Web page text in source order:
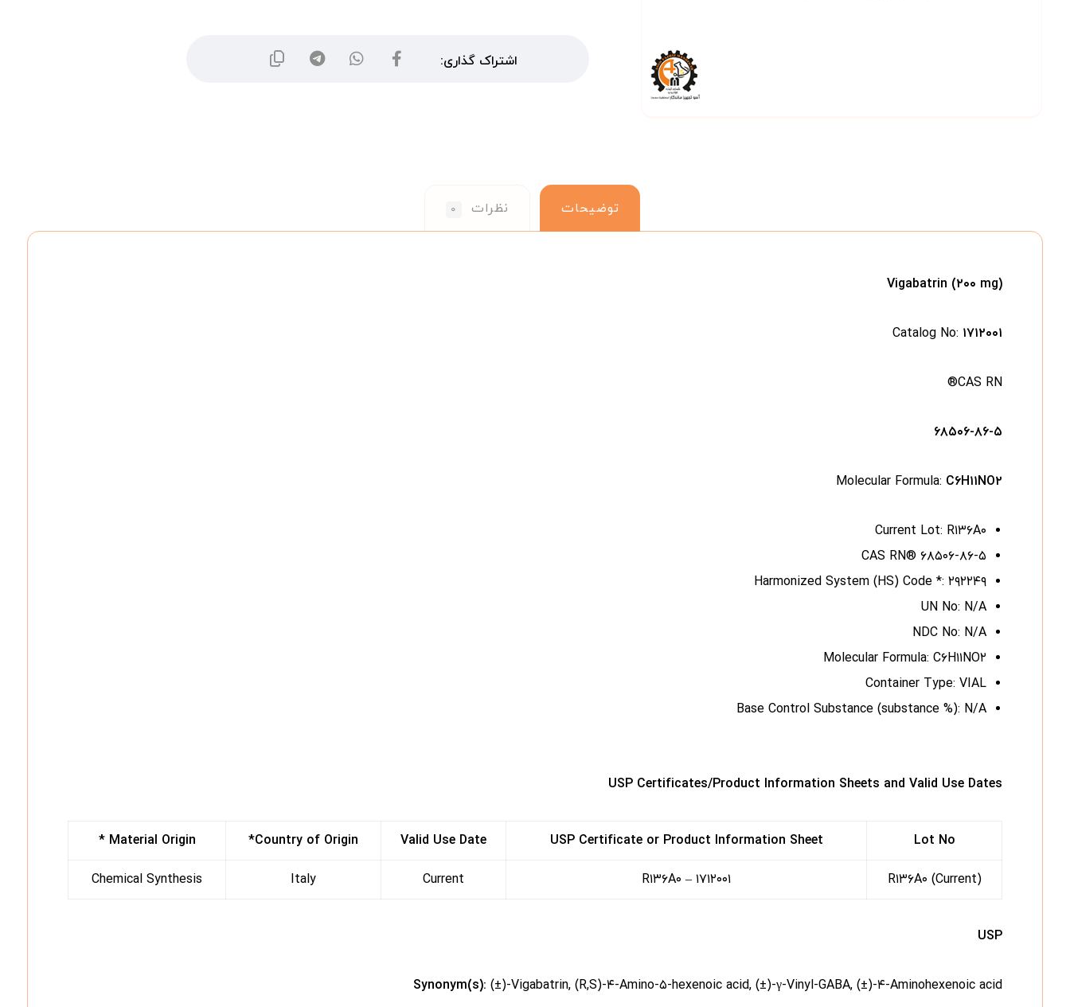
توضیحات نظرات ۰
Vigabatrin (۲۰۰ mg)
Catalog No: ۱۷۱۲۰۰۱
CAS RN®
۶۸۵۰۶-۸۶-۵
Molecular Formula: C۶H۱۱NO۲
Current Lot: R۱۳۶A۰
CAS RN® ۶۸۵۰۶-۸۶-۵
Harmonized System (HS) Code *: ۲۹۲۲۴۹
UN No: N/A
NDC No: N/A
Molecular Formula: C۶H۱۱NO۲
Container Type: VIAL
Base Control Substance (substance %): N/A
USP Certificates/Product Information Sheets and Valid Use Dates
Lot No
USP Certificate or Product Information Sheet
Valid Use Date
Country of Origin
*
Material Origin
*
R۱۳۶A۰ (Current) ۱۷۱۲۰۰۱ – R۱۳۶A۰ Current
Italy
Chemical Synthesis
USP
Synonym(s): (±)-Vigabatrin, (R,S)-۴-Amino-۵-hexenoic acid, (±)-γ-Vinyl-GABA, (±)-۴-Aminohexenoic acid